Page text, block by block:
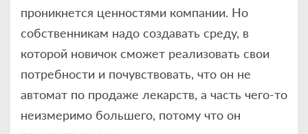
проникнется ценностями компании. Но
собственникам надо создавать среду, в
которой новичок сможет реализовать свои
потребности и почувствовать, что он не
автомат по продаже лекарств, а часть чего-то
неизмеримо большего, потому что он